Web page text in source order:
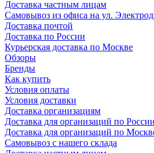
Доставка частным лицам
Самовывоз из офиса на ул.
Доставка почтой
Доставка по России
Курьерская доставка по Москве
Обзоры
Бренды
Как купить
Условия оплаты
Условия доставки
Доставка организациям
Доставка для организаций по России
Доставка для организаций по
Самовывоз с нашего склада